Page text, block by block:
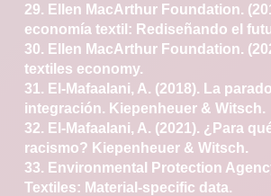
29. Ellen MacArthur Foundation.
economía textil: Rediseñando el
30. Ellen MacArthur Foundation.
textiles economy.
31. El-Mafaalani, A. (2018). La
integración. Kiepenheuer & Witsch.
32. El-Mafaalani, A. (2021). ¿Para
racismo? Kiepenheuer & Witsch.
33. Environmental Protection
Textiles: Material-specific data.